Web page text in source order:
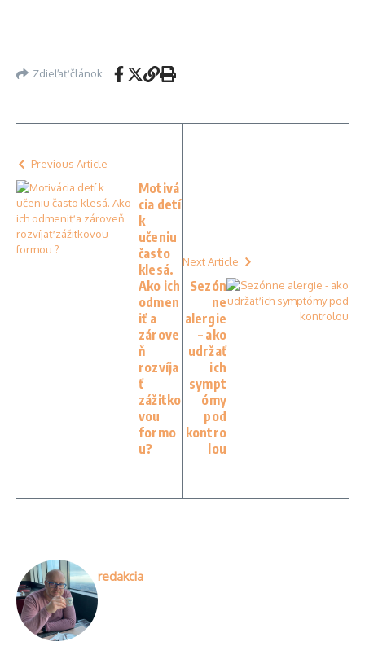
Zdieľať článok
Previous Article
Motivá
cia detí
k
učeniu
často
klesá.
Ako ich
odmen
iť a
zárove
ň
rozvíja
ť
zážitko
vou
formo
u?
Next Article
Sezón
ne
alergie
– ako
udržať
ich
sympt
ómy
pod
kontro
lou
redakcia